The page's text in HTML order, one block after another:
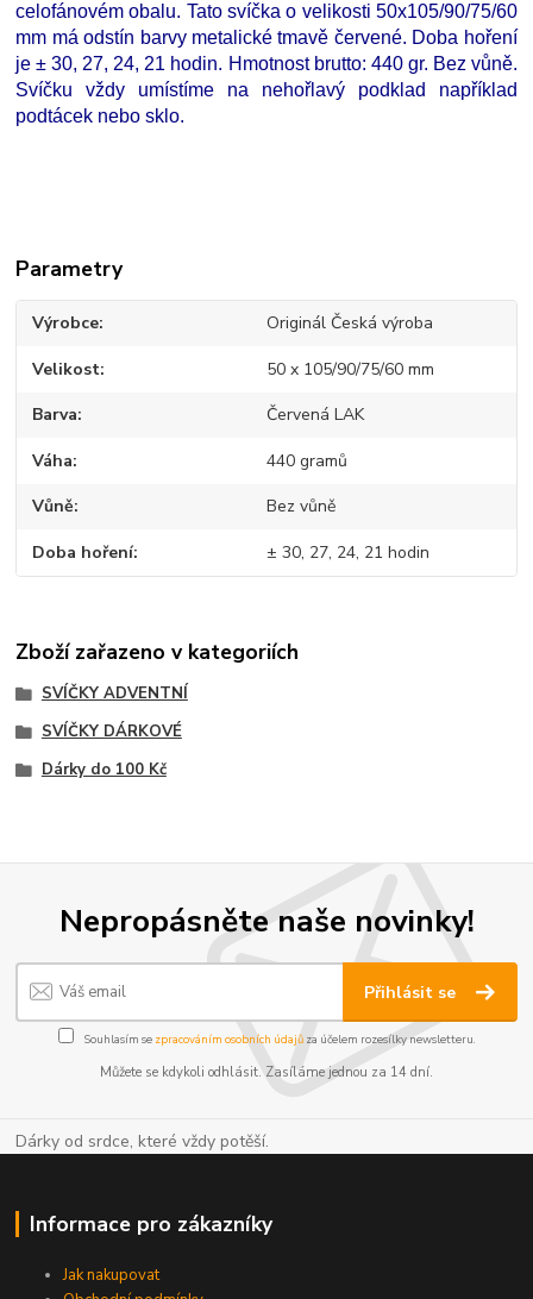
celofánovém obalu. Tato svíčka o velikosti 50x105/90/75/60
mm má odstín barvy metalické tmavě červené. Doba hoření
je± 30, 27, 24, 21 hodin. Hmotnost brutto: 440 gr. Bez vůně.
Svíčku vždy umístíme na nehořlavý podklad například
podtácek nebo sklo.
Parametry
Výrobce Originál Česká výroba
Velikost 50 x 105/90/75/60 mm
Barva Červená LAK
Váha 440 gramů
Vůně Bez vůně
Doba hoření ± 30, 27, 24, 21 hodin
Zboží zařazeno v kategoriích
SVÍČKY ADVENTNÍ
SVÍČKY DÁRKOVÉ
Dárky do 100 Kč
Nepropásněte naše novinky!
Přihlásit se
Souhlasím se zpracováním osobních údajůza účelem rozesílky newsletteru.
Můžete se kdykoli odhlásit. Zasíláme jednou za 14 dní.
Dárky od srdce, které vždy potěší.
Informace pro zákazníky
Jak nakupovat